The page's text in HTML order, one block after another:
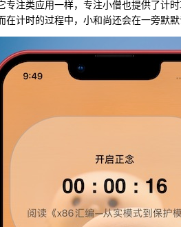
专注类应用一样，专注小僧也提供了计
在计时的过程中，小和尚还会在一旁默